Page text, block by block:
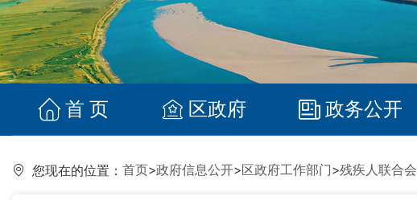
首 页 区政府 政务公开
您现在的位置： 首页>政府信息公开>区政府工作部门>残疾人联合会